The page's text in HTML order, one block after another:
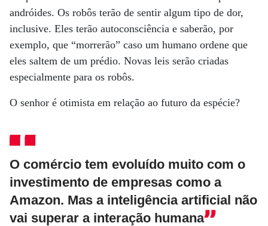
andróides. Os robôs terão de sentir algum tipo de dor,
inclusive. Eles terão autoconsciência e saberão, por
exemplo, que “morrerão” caso um humano ordene que
eles saltem de um prédio. Novas leis serão criadas
especialmente para os robôs.
O senhor é otimista em relação ao futuro da espécie?
O comércio tem evoluído muito com o
investimento de empresas como a
Amazon. Mas a inteligência artificial não
vai superar a interação humana